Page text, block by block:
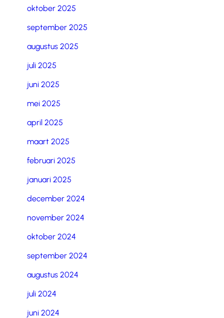
oktober 2025
september 2025
augustus 2025
juli 2025
juni 2025
mei 2025
april 2025
maart 2025
februari 2025
januari 2025
december 2024
november 2024
oktober 2024
september 2024
augustus 2024
juli 2024
juni 2024